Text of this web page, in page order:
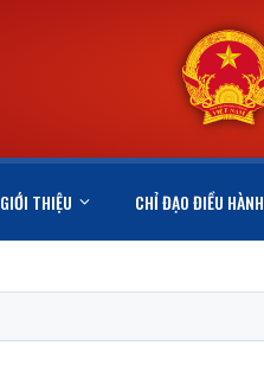
GIỚI THIỆU CHỈ ĐẠO ĐIỀU HÀNH